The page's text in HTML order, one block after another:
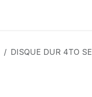
DISQUE DUR 4TO